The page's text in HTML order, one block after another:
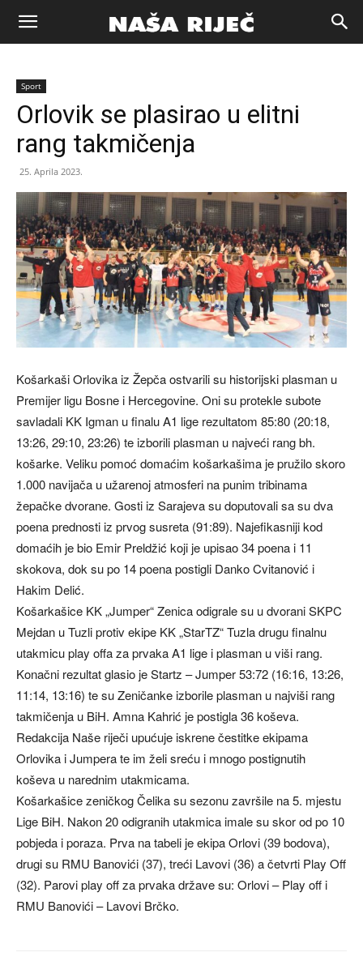
Naša
riječ
Sport
Orlovik se plasirao u elitni
rang takmičenja
25. Aprila 2023.
Košarkaši Orlovika iz Žepča ostvarili su historijski plasman u
Premijer ligu Bosne i Hercegovine. Oni su protekle subote
savladali KK Igman u finalu A1 lige rezultatom 85:80 (20:18,
13:26, 29:10, 23:26) te izborili plasman u najveći rang bh.
košarke. Veliku pomoć domaćim košarkašima je pružilo skoro
1.000 navijača u užarenoj atmosferi na punim tribinama
žepačke dvorane. Gosti iz Sarajeva su doputovali sa su dva
poena prednosti iz prvog susreta (91:89). Najefikasniji kod
domaćih je bio Emir Preldžić koji je upisao 34 poena i 11
skokova, dok su po 14 poena postigli Danko Cvitanović i
Hakim Delić.
Košarkašice KK „Jumper“ Zenica odigrale su u dvorani SKPC
Mejdan u Tuzli protiv ekipe KK „StarTZ“ Tuzla drugu finalnu
utakmicu play offa za prvaka A1 lige i plasman u viši rang.
Konačni rezultat glasio je Startz – Jumper 53:72 (16:16, 13:26,
11:14, 13:16) te su Zeničanke izborile plasman u najviši rang
takmičenja u BiH. Amna Kahrić je postigla 36 koševa.
Redakcija Naše riječi upućuje iskrene čestitke ekipama
Orlovika i Jumpera te im želi sreću i mnogo postignutih
koševa u narednim utakmicama.
Košarkašice zeničkog Čelika su sezonu završile na 5. mjestu
Lige BiH. Nakon 20 odigranih utakmica imale su skor od po 10
pobjeda i poraza. Prva na tabeli je ekipa Orlovi (39 bodova),
drugi su RMU Banovići (37), treći Lavovi (36) a četvrti Play Off
(32). Parovi play off za prvaka države su: Orlovi – Play off i
RMU Banovići – Lavovi Brčko.